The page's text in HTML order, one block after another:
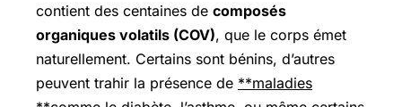
contient des centaines de composés
organiques volatils (COV), que le corps émet
naturellement. Certains sont bénins, d’autres
peuvent trahir la présence de **maladies